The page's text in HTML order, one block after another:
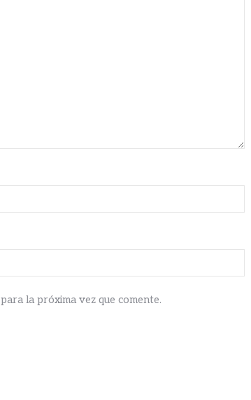
la próxima vez que comente.